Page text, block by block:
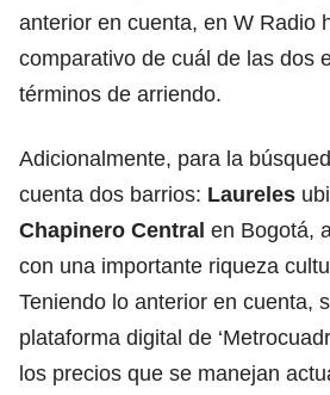
anterior en cuenta, en W Radio
comparativo de cuál de las dos
términos de arriendo.
Adicionalmente, para la
cuenta dos barrios: Laureles
Chapinero Central en Bogotá,
con una importante riqueza
Teniendo lo anterior en cuenta,
plataforma digital de
los precios que se manejan